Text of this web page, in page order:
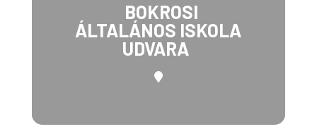
BOKROSI
ÁLTALÁNOS ISKOLA
UDVARA